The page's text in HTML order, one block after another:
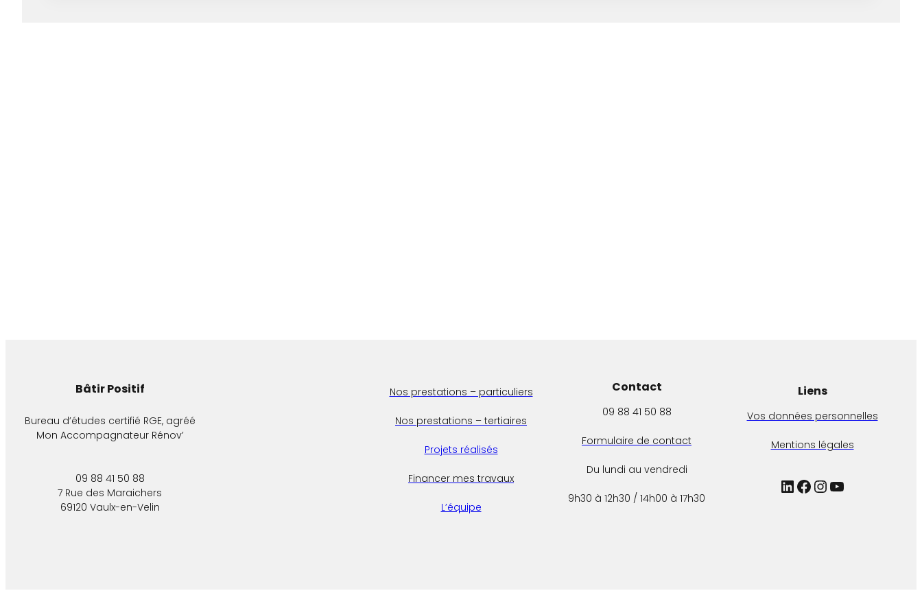
Bâtir Positif
Bureau d’études certifié RGE, agréé
Mon Accompagnateur Rénov’
09 88 41 50 88
7 Rue des Maraichers
69120 Vaulx-en-Velin
Nos prestations – particuliers
Nos prestations – tertiaires
Projets réalisés
Financer mes travaux
L’équipe
Contact
09 88 41 50 88
Formulaire de contact
Du lundi au vendredi
9h30 à 12h30 / 14h00 à 17h30
Liens
Vos données personnelles
Mentions légales
LinkedIn
Facebook
Instagram
YouTube